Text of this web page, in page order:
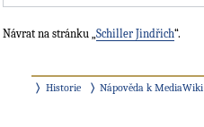
Návrat na stránku „ Schiller Jindřich“.
Historie Nápověda k MediaWiki